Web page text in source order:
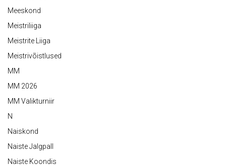
Meeskond
Meistriliiga
Meistrite Liiga
Meistrivõistlused
MM
MM 2026
MM Valikturniir
N
Naiskond
Naiste Jalgpall
Naiste Koondis